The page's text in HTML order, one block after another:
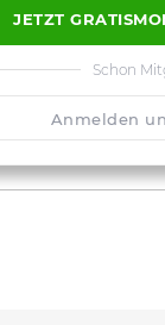
JETZT
Schon
Anmelden